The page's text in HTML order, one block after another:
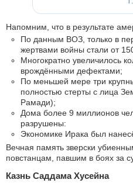
Напомним, что в результате
По данным ВОЗ, только в
жертвами войны стали от
Многократно увеличилось
врождёнными дефектами;
По меньшей мере три
полностью стерты с лица
Рамади);
Дома более 9 миллионов
разрушены:
Экономике Ирака был
Вечная память зверски
повстанцам, павшим в боях за
Казнь Саддама Хусейна